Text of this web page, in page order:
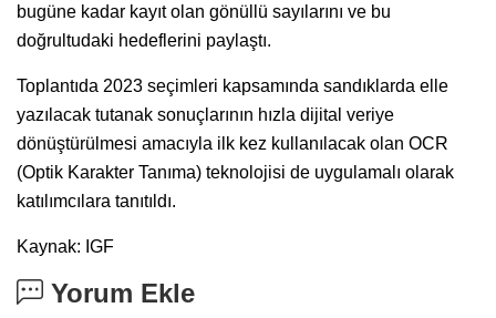
bugüne kadar kayıt olan gönüllü sayılarını ve bu
doğrultudaki hedeflerini paylaştı.
Toplantıda 2023 seçimleri kapsamında sandıklarda elle
yazılacak tutanak sonuçlarının hızla dijital veriye
dönüştürülmesi amacıyla ilk kez kullanılacak olan OCR
(Optik Karakter Tanıma) teknolojisi de uygulamalı olarak
katılımcılara tanıtıldı.
Kaynak: IGF
Yorum Ekle